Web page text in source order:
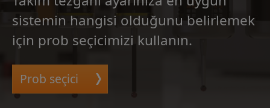
sistemin hangisi olduğunu belirlemek
için prob seçicimizi kullanın.
Prob seçici